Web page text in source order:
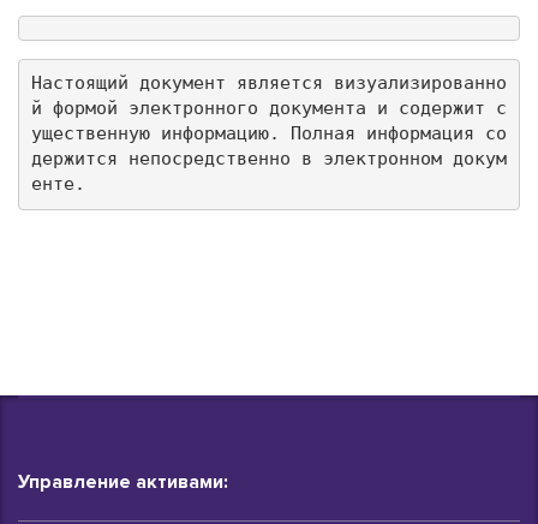
Настоящий документ является визуализированно
й формой электронного документа и содержит с
ущественную информацию. Полная информация со
держится непосредственно в электронном докум
енте.
Управление активами: